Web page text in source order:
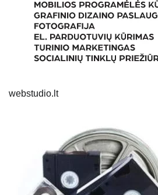
webstudio.lt